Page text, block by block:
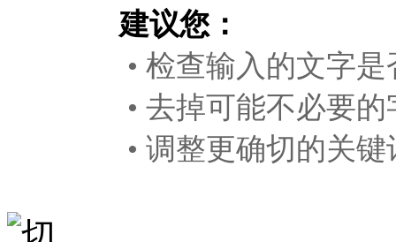
建议您：
• 检查输入的文字是
• 去掉可能不必要
• 调整更确切的关